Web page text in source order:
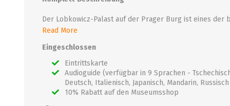
Das Museum bietet Besuchern die Möglichkeit, die Geschichte Europas durch die einzigartige Perspektive der Familie Lobkowicz zu erkunden. In 22 wunderschön eingerichteten Galerien zeigt das
Sie können beeindruckende Ausstellungen von Familien- und königlichen Porträts bewundern, feines Porzellan, Keramik und seltene dekorative Kunst aus dem 13. bis 20. Jahrhundert, eine umfangreiche Sammlung von Militär- und Sportgewehren aus dem 16. bis 18. Jahrhundert sowie
Ein Audioguide (kostenlos) erklärt wichtige Details der europäischen Geschichte und die siebenhundertjährige Geschichte der Familie Lobkowicz, einschließlich der dramatischen Geschichte, wie die Familie zweimal alles verlor (zuerst an die Nazis und dann an das kommunistische Regime) und es wieder zurückbekam - zweimal. Erzählt von zwei Generationen
Read More
Eingeschlossen
Eintrittskarte
Audioguide (verfügbar in 9 Sprachen -
Deutsch, Italienisch, Japanisch, Mandarin,
10% Rabatt auf den Museumsshop